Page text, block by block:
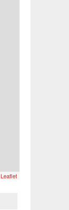
Leaflet